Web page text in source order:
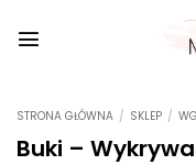
do
STRONA GŁÓWNA / SKLEP /
Buki –